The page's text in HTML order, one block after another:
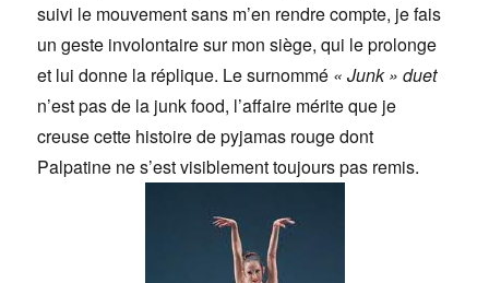
suivi le mouvement sans m’en rendre compte, je fais
un geste involontaire sur mon siège, qui le prolonge
et lui donne la réplique. Le surnommé « Junk » duet
n’est pas de la junk food, l’affaire mérite que je
creuse cette histoire de pyjamas rouge dont
Palpatine ne s’est visiblement toujours pas remis.